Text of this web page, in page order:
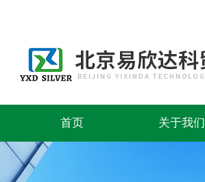
首页 关于我们